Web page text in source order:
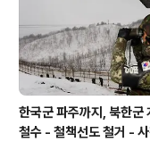
한국군 파주까지, 북한군
철수 - 철책선도 철거 -